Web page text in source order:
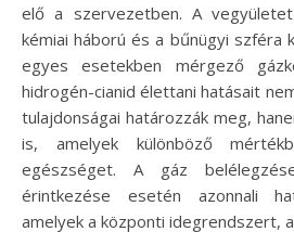
elő a szervezetben. A
kémiai háború és a bűnügyi szféra
egyes esetekben mérgező
hidrogén-cianid élettani hatásait
tulajdonságai határozzák meg,
is, amelyek különböző
egészséget. A gáz
érintkezése esetén azonnali
amelyek a központi idegrendszert,